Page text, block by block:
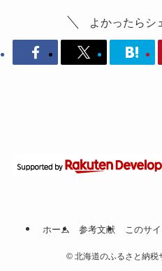
よかったらシ
ホーム 参考文献 このサ
© 北海道のふるさと納税